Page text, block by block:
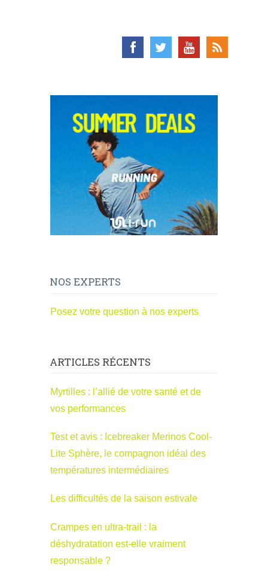
NOS EXPERTS
Posez votre question à nos experts
ARTICLES RÉCENTS
Myrtilles : l’allié de votre santé et de
vos performances
Test et avis : Icebreaker Merinos Cool-
Lite Sphère, le compagnon idéal des
températures intermédiaires
Les difficultés de la saison estivale
Crampes en ultra-trail : la
déshydratation est-elle vraiment
responsable ?